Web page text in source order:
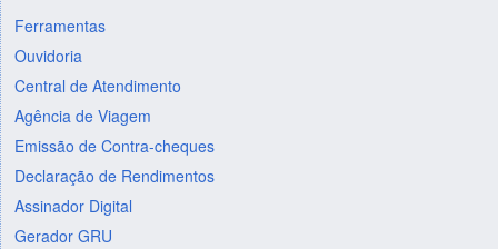
Ferramentas
Ouvidoria
Central de Atendimento
Agência de Viagem
Emissão de Contra-cheques
Declaração de Rendimentos
Assinador Digital
Gerador GRU